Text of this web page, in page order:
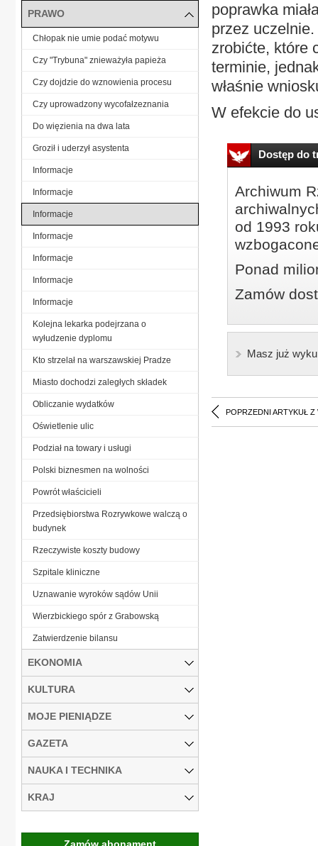
poprawka
przez uczelnie.
zrobićte, które
terminie,
właśnie
W efekcie do
Dostęp do
Archiwum
od 1993
Ponad
Zamów
Masz już
POPRZEDNI ARTYKUŁ Z
PRAWO
Chłopak nie umie podać motywu
Czy "Trybuna" znieważyła papieża
Czy dojdzie do wznowienia procesu
Czy uprowadzony wycofałzeznania
Do więzienia na dwa lata
Groził i uderzył asystenta
Informacje
Informacje
Informacje
Informacje
Informacje
Informacje
Informacje
Kolejna lekarka podejrzana o
wyłudzenie dyplomu
Kto strzelał na warszawskiej Pradze
Miasto dochodzi zaległych składek
Obliczanie wydatków
Oświetlenie ulic
Podział na towary i usługi
Polski biznesmen na wolności
Powrót właścicieli
Przedsiębiorstwa Rozrywkowe walczą o
budynek
Rzeczywiste koszty budowy
Szpitale kliniczne
Uznawanie wyroków sądów Unii
Wierzbickiego spór z Grabowską
Zatwierdzenie bilansu
EKONOMIA
KULTURA
MOJE PIENIĄDZE
GAZETA
NAUKA I TECHNIKA
KRAJ
Zamów abonament